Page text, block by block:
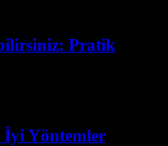
Pratik
Yöntemler